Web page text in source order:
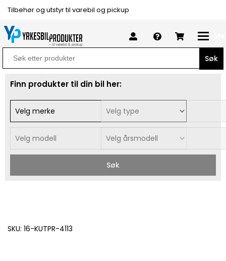
Tilbehør og utstyr til varebil og pickup
Search
for:
Finn produkter til din bil her:
Søk
SKU: 16-KUTPR-4113